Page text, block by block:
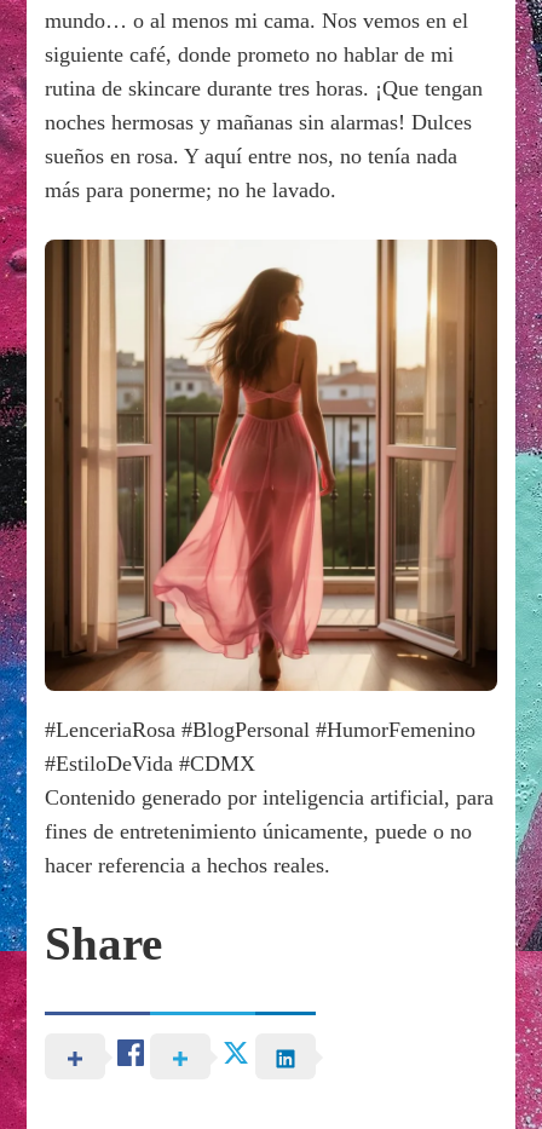
mundo… o al menos mi cama. Nos vemos en el
siguiente café, donde prometo no hablar de mi
rutina de skincare durante tres horas. ¡Que tengan
noches hermosas y mañanas sin alarmas! Dulces
sueños en rosa. Y aquí entre nos, no tenía nada
más para ponerme; no he lavado.
#LenceriaRosa #BlogPersonal #HumorFemenino
#EstiloDeVida #CDMX
Contenido generado por inteligencia artificial, para
fines de entretenimiento únicamente, puede o no
hacer referencia a hechos reales.
Share